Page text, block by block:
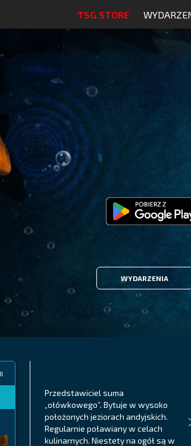
TSG.STORE
WYDARZENIA
Przedstawiciel suma
„ołówkowego”. Bytuje w wysoko
położonych jeziorach andyjskich.
Regularnie poławiany w celach
kulinarnych. Niestety na ogół są w